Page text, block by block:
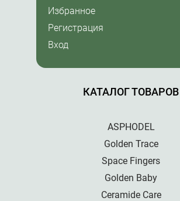
КАТАЛОГ ТОВАРОВ
ASPHODEL
Golden Trace
Space Fingers
Golden Baby
Ceramide Care
Избранное
Регистрация
Вход